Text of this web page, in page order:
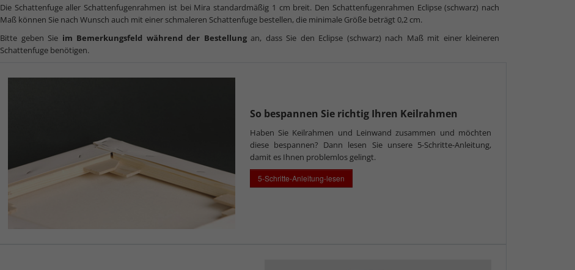
Die Schattenfuge aller Schattenfugenrahmen ist bei Mira standardmäßig 1 cm breit. Den Schattenfugenrahmen Eclipse (schwarz) nach
Maß können Sie nach Wunsch auch mit einer schmaleren Schattenfuge bestellen, die minimale Größe beträgt 0,2 cm.
Bitte geben Sie im Bemerkungsfeld während der Bestellungan, dass Sie den Eclipse (schwarz) nach Maß mit einer kleineren
Schattenfuge benötigen.
So bespannen Sie richtig Ihren Keilrahmen
Haben Sie Keilrahmen und Leinwand zusammen und möchten
diese bespannen? Dann lesen Sie unsere 5-Schritte-Anleitung,
damit es Ihnen problemlos gelingt.
5-Schritte-Anleitung-lesen